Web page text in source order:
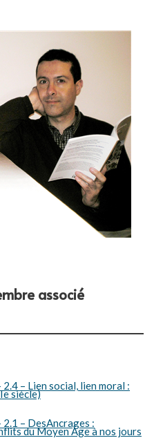
associé
– Lien social, lien moral :
siècle)
– DesAncrages :
du Moyen Âge à nos jours